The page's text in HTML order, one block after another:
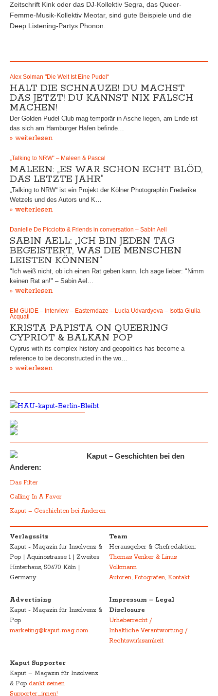
Zeitschrift Kink oder das DJ-Kollektiv Segra, das Queer-
Femme-Musik-Kollektiv Meotar, sind gute Beispiele und die
Deep Listening-Partys Phonon.
Alex Solman "Die Welt Ist Eine Pudel“
HALT DIE SCHNAUZE! DU MACHST
DAS JETZT! DU KANNST NIX FALSCH
MACHEN!
Der Golden Pudel Club mag temporär in Asche liegen, am Ende ist
das sich am Hamburger Hafen befinde…
» weiterlesen
„Talking to NRW“ – Maleen & Pascal
MALEEN: „ES WAR SCHON ECHT BLÖD,
DAS LETZTE JAHR“
„Talking to NRW“ ist ein Projekt der Kölner Photographin Frederike
Wetzels und des Autors und K…
» weiterlesen
Danielle De Picciotto & Friends in conversation – Sabin Aell
SABIN AELL: „ICH BIN JEDEN TAG
BEGEISTERT, WAS DIE MENSCHEN
LEISTEN KÖNNEN“
"Ich weiß nicht, ob ich einen Rat geben kann. Ich sage lieber: "Nimm
keinen Rat an!" – Sabin Ael…
» weiterlesen
EM GUIDE – Interview – Easterndaze – Lucia Udvardyova – Isotta Giulia
Acquati
KRISTA PAPISTA ON QUEERING
CYPRIOT & BALKAN POP
Cyprus with its complex history and geopolitics has become a
reference to be deconstructed in the wo…
» weiterlesen
Kaput – Geschichten bei den
Anderen:
Das Filter
Calling In A Favor
Kaput – Geschichten bei Anderen
Verlagssitz
Kaput - Magazin für Insolvenz &
Pop | Aquinostrasse 1 | Zweites
Hinterhaus, 50670 Köln |
Germany
Team
Herausgeber & Chefredaktion:
Thomas Venker & Linus
Volkmann
Autoren, Fotografen, Kontakt
Advertising
Kaput - Magazin für Insolvenz &
Pop
marketing@kaput-mag.com
Impressum – Legal
Disclosure
Urheberrecht /
Inhaltliche Verantwortung /
Rechtswirksamkeit
Kaput Supporter
Kaput – Magazin für Insolvenz
& Pop dankt seinen
Supporter_innen!